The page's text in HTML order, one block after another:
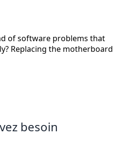
of software problems that
Replacing the motherboard
besoin